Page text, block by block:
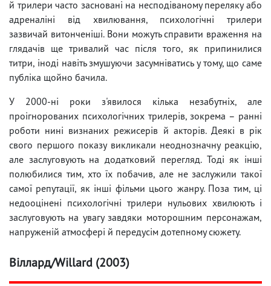
й трилери часто засновані на несподіваному переляку або
адреналіні від хвилювання, психологічні трилери
зазвичай витонченіші. Вони можуть справити враження на
глядачів ще тривалий час після того, як припинилися
титри, іноді навіть змушуючи засумніватись у тому, що саме
публіка щойно бачила.
У 2000-ні роки з'явилося кілька незабутніх, але
проігнорованих психологічних трилерів, зокрема – ранні
роботи нині визнаних режисерів й акторів. Деякі в рік
свого першого показу викликали неоднозначну реакцію,
але заслуговують на додатковий перегляд. Тоді як інші
полюбилися тим, хто їх побачив, але не заслужили такої
самої репутації, як інші фільми цього жанру. Поза тим, ці
недооцінені психологічні трилери нульових хвилюють і
заслуговують на увагу завдяки моторошним персонажам,
напруженій атмосфері й передусім дотепному сюжету.
Віллард/Willard (2003)